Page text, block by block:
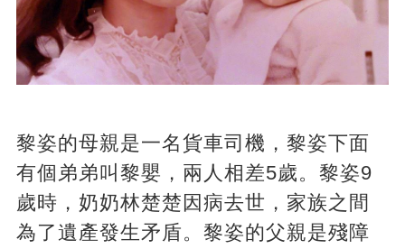
黎姿的母親是一名貨車司機，黎姿下面
有個弟弟叫黎嬰，兩人相差5歲。黎姿9
歲時，奶奶林楚楚因病去世，家族之間
為了遺產發生矛盾。黎姿的父親是殘障